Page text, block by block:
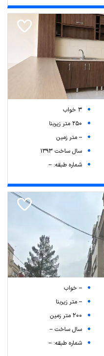
3 خواب
250 متر زیربنا
-- متر زمین
سال ساخت 1393
شماره طبقه: --
-- خواب
-- متر زیربنا
200 متر زمین
سال ساخت --
شماره طبقه: --